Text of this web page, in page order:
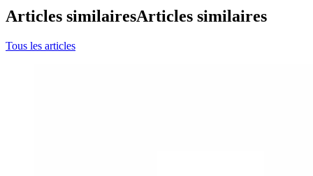
Articles similairesArticles similaires
Tous les articles